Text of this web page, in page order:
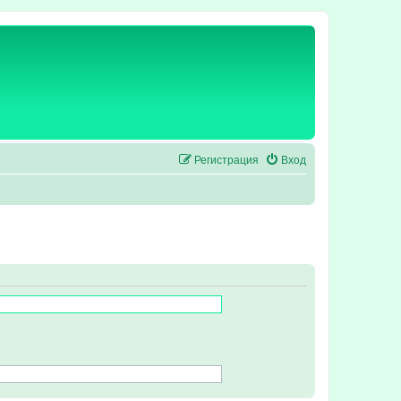
Вход
Регистрация